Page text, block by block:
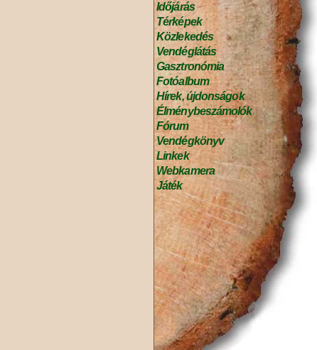
Időjárás
Térképek
Közlekedés
Vendéglátás
Gasztronómia
Fotóalbum
Hírek, újdonságok
Élménybeszámolók
Fórum
Vendégkönyv
Linkek
Webkamera
Játék